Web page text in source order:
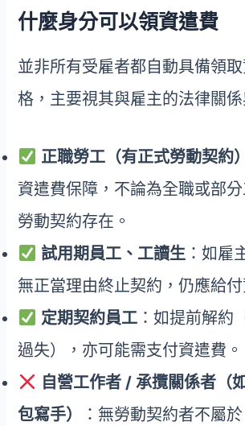
什麼身分可以領資遣費
並非所有受雇者都自動具備領
格，主要視其與雇主的法律關係
正職勞工（有正式勞動契約）
資遣費保障，不論為全職或部
勞動契約存在。
試用期員工、工讀生 ：如雇
無正當理由終止契約，仍應給付
定期契約員工 ：如提前解約
過失），亦可能需支付資遣費。
自營工作者 / 承攬關係者（
包寫手）
：無勞動契約者不屬